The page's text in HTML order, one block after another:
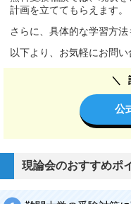
計画を立ててもらえます。
さらに、具体的な学習方法
以下より、お気軽にお問い
公
現論会のおすすめポ